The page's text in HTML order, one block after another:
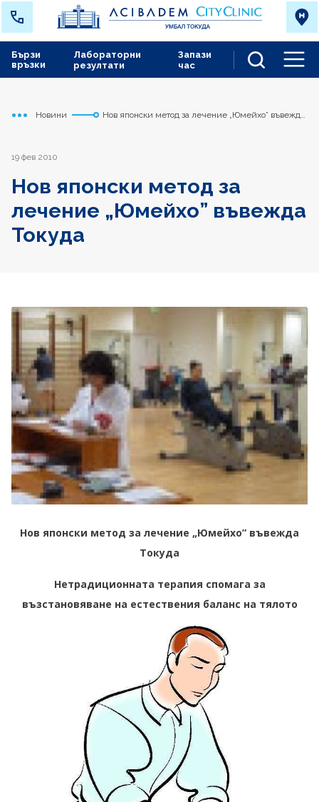
Лабораторни
резултати
Запази
час
Бързи
връзки
Начало
Токуда
Новини
Нов японски метод за лечение „Юмейхо” въвежда
19 фев 2010
Нов японски метод за
лечение „Юмейхо” въвежда
Токуда
Нов японски метод за лечение „Юмейхо” въвежда
Токуда
Нетрадиционната терапия спомага за
възстановяване на естествения баланс на тялото